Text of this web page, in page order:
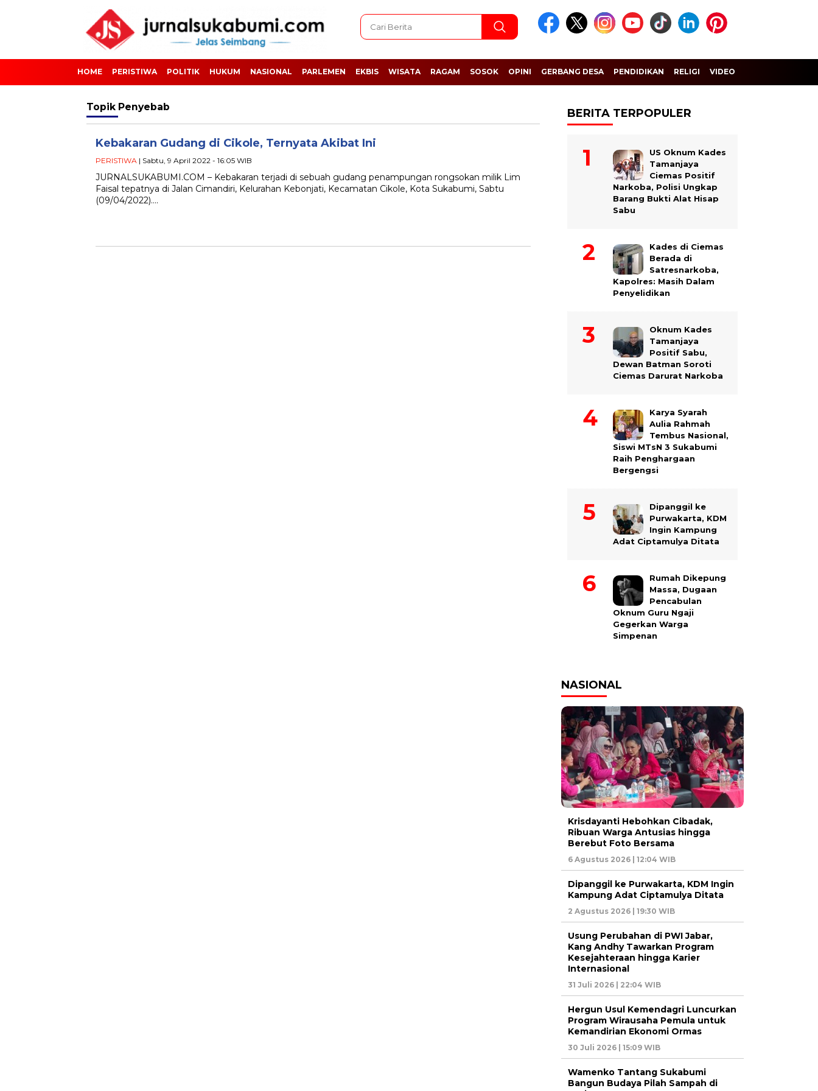
HOME PERISTIWA POLITIK HUKUM NASIONAL PARLEMEN EKBIS WISATA RAGAM SOSOK OPINI GERBANG DESA PENDIDIKAN RELIGI VIDEO
Topik Penyebab
Kebakaran Gudang di Cikole, Ternyata Akibat Ini
PERISTIWA | Sabtu, 9 April 2022 - 16:05 WIB
JURNALSUKABUMI.COM – Kebakaran terjadi di sebuah gudang penampungan rongsokan milik Lim
Faisal tepatnya di Jalan Cimandiri, Kelurahan Kebonjati, Kecamatan Cikole, Kota Sukabumi, Sabtu
(09/04/2022)….
BERITA TERPOPULER
US Oknum Kades
Tamanjaya
Ciemas Positif
Narkoba, Polisi Ungkap
Barang Bukti Alat Hisap
Sabu
Kades di Ciemas
Berada di
Satresnarkoba,
Kapolres: Masih Dalam
Penyelidikan
Oknum Kades
Tamanjaya
Positif Sabu,
Dewan Batman Soroti
Ciemas Darurat Narkoba
Karya Syarah
Aulia Rahmah
Tembus Nasional,
Siswi MTsN 3 Sukabumi
Raih Penghargaan
Bergengsi
Dipanggil ke
Purwakarta, KDM
Ingin Kampung
Adat Ciptamulya Ditata
Rumah Dikepung
Massa, Dugaan
Pencabulan
Oknum Guru Ngaji
Gegerkan Warga
Simpenan
NASIONAL
Krisdayanti Hebohkan Cibadak,
Ribuan Warga Antusias hingga
Berebut Foto Bersama
6 Agustus 2026 | 12:04 WIB
Dipanggil ke Purwakarta, KDM Ingin
Kampung Adat Ciptamulya Ditata
2 Agustus 2026 | 19:30 WIB
Usung Perubahan di PWI Jabar,
Kang Andhy Tawarkan Program
Kesejahteraan hingga Karier
Internasional
31 Juli 2026 | 22:04 WIB
Hergun Usul Kemendagri Luncurkan
Program Wirausaha Pemula untuk
Kemandirian Ekonomi Ormas
30 Juli 2026 | 15:09 WIB
Wamenko Tantang Sukabumi
Bangun Budaya Pilah Sampah di